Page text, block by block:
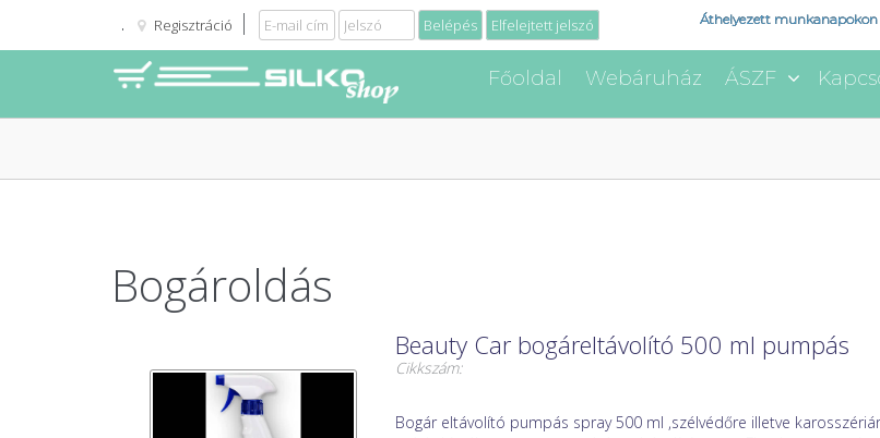
Regisztráció Elfelejtett jelszó Áthelyezett
Főoldal Webáruház ÁSZF
Bogároldás
Beauty Car bogáreltávolító 500 ml pumpás
Cikkszám:
Bogár eltávolító pumpás spray 500 ml ,szélvédőre illetve